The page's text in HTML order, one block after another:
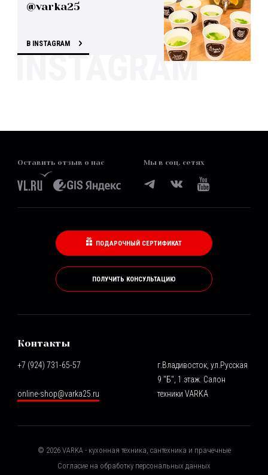
@varka25
В INSTAGRAM
Оставить отзыв о нас Мы в соц. сетях
ПОДАРОЧНЫЙ СЕРТИФИКАТ
ПОЛУЧИТЬ КОНСУЛЬТАЦИЮ
Контакты
+7 (924) 731-65-57
online-shop@varka25.ru
г.Владивосток, ул.Русская
9 "Б", 1 этаж. Салон
техники VARKA
© 2026VARKA - кухонная техника, сантехника и прачечные
Согласие на обработку персональных данных